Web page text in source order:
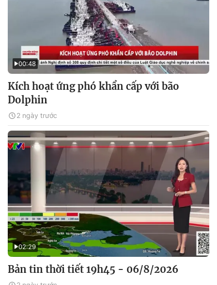
00:48
Kích hoạt ứng phó khẩn cấp với bão
Dolphin
2 ngày trước
02:29
Bản tin thời tiết 19h45 - 06/8/2026